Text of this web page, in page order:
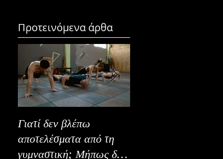
Προτεινόμενα άρθα
Γιατί δεν βλέπω
αποτελέσματα από τη
γυμναστική; Μήπως δεν